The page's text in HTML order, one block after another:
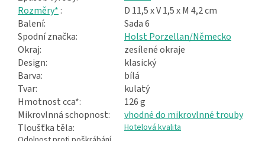
Rozměry* :
D 11,5 x V 1,5 x M 4,2 cm
Balení:
Sada 6
Spodní značka:
Holst Porzellan/Německo
Okraj:
zesílené okraje
Design:
klasický
Barva:
bílá
Tvar:
kulatý
Hmotnost cca*:
126 g
Mikrovlnná schopnost:
vhodné do mikrovlnné trouby
Tloušťka těla:
Hotelová kvalita